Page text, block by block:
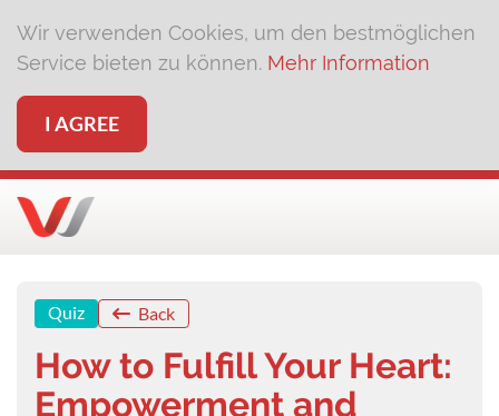
Wir verwenden Cookies, um den bestmöglichen
Service bieten zu können. Mehr Information
I AGREE
Quiz Back
How to Fulfill Your Heart:
Empowerment and